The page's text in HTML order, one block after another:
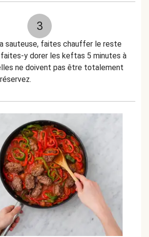
3
sauteuse, faites chauffer le reste
faites-y dorer les keftas 5 minutes à
ne doivent pas être totalement